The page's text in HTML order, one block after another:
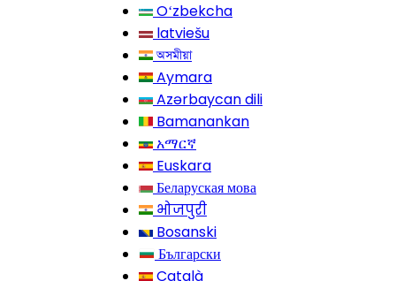
Oʻzbekcha
latviešu
অসমীয়া
Aymara
Azərbaycan dili
Bamanankan
አማርኛ
Euskara
Беларуская мова
भोजपुरी
Bosanski
Български
Català